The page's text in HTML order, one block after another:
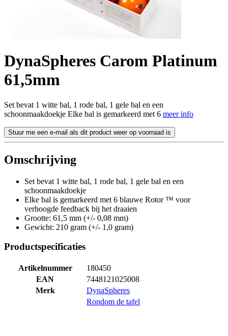
DynaSpheres Carom Platinum
61,5mm
Set bevat 1 witte bal, 1 rode bal, 1 gele bal en een
schoonmaakdoekje Elke bal is gemarkeerd met 6 meer info
Stuur me een e-mail als dit product weer op voorraad is
Omschrijving
Set bevat 1 witte bal, 1 rode bal, 1 gele bal en een
schoonmaakdoekje
Elke bal is gemarkeerd met 6 blauwe Rotor ™ voor
verhoogde feedback bij het draaien
Grootte: 61,5 mm (+/- 0,08 mm)
Gewicht: 210 gram (+/- 1,0 gram)
Productspecificaties
Artikelnummer
180450
EAN
7448121025008
Merk
DynaSpheres
Rondom de tafel